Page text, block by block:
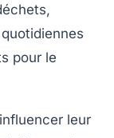
pour le
leur